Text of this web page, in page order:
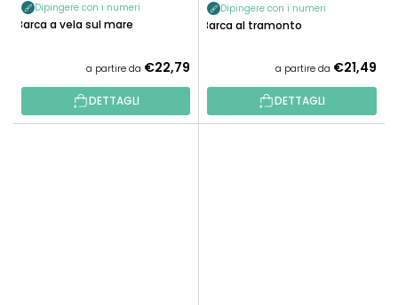
Dipingere con i numeri
Barca a vela sul mare
a partire da €22,79
DETTAGLI
Dipingere con i numeri
Barca al tramonto
a partire da €21,49
DETTAGLI